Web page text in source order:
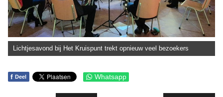
Lichtjesavond bij Het Kruispunt trekt opnieuw veel bezoekers
f Deel Whatsapp